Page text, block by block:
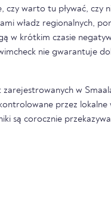
czy warto tu pływać, czy
władz regionalnych,
w krótkim czasie
nie gwarantuje
w
przez lokalne
są corocznie